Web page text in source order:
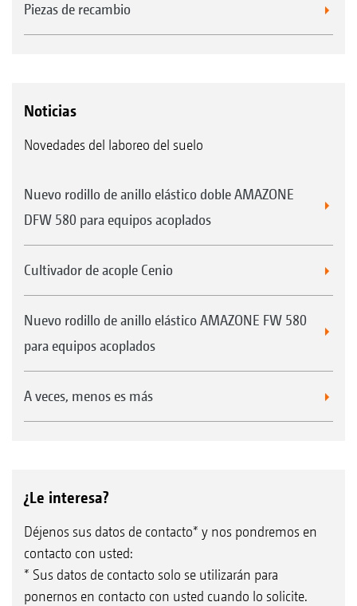
Piezas de recambio
Noticias
Novedades del laboreo del suelo
Nuevo rodillo de anillo elástico doble AMAZONE
DFW 580 para equipos acoplados
Cultivador de acople Cenio
Nuevo rodillo de anillo elástico AMAZONE FW 580
para equipos acoplados
A veces, menos es más
¿Le interesa?
Déjenos sus datos de contacto* y nos pondremos en
contacto con usted:
* Sus datos de contacto solo se utilizarán para
ponernos en contacto con usted cuando lo solicite.